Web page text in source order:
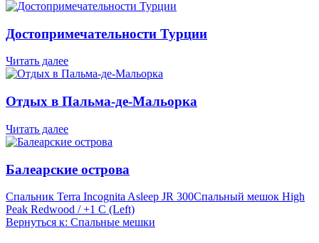
Достопримечательности Турции
Читать далее
Отдых в Пальма-де-Мальорка
Читать далее
Балеарские острова
Спальник Terra Incognita Asleep JR 300Спальный мешок High
Peak Redwood / +1 C (Left)
Вернуться к: Спальные мешки